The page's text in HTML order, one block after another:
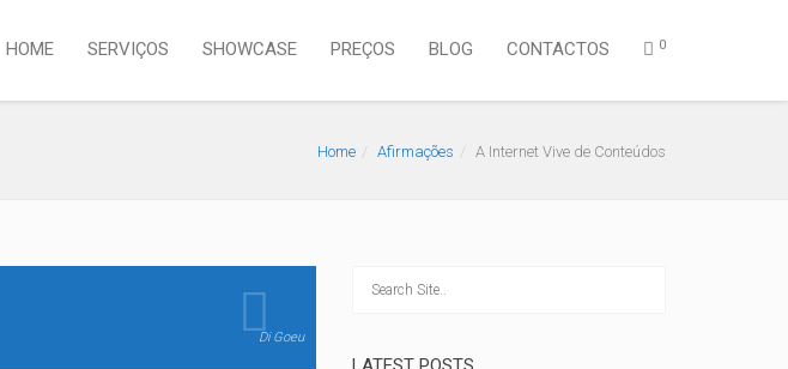
HOME SERVIÇOS SHOWCASE PREÇOS BLOG CONTACTOS 0
Home Afirmações A Internet Vive de Conteúdos
Di Goeu